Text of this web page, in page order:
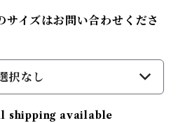
サイズはお問い合わせくださ
択なし
shipping available